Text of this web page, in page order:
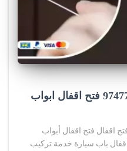
فتح اقفال المنصورية 97477575 فتح اقفال ابواب
اقفال فتح اقفال أبواب
باب سيارة خدمة تركيب